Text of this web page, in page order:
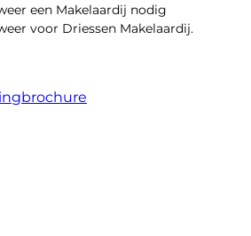
een Makelaardij nodig
voor Driessen Makelaardij.